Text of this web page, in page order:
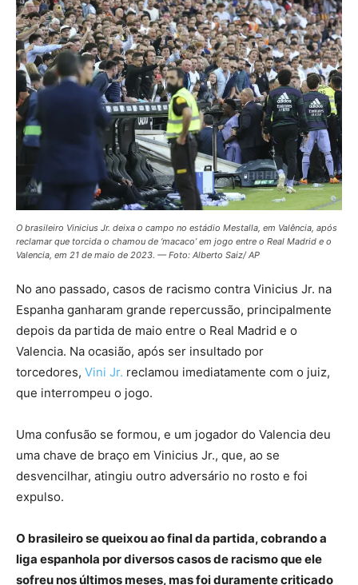
O brasileiro Vinicius Jr. deixa o campo no estádio Mestalla, em Valência, após
reclamar que torcida o chamou de ‘macaco’ em jogo entre o Real Madrid e o
Valencia, em 21 de maio de 2023. — Foto: Alberto Saiz/ AP
No ano passado, casos de racismo contra Vinicius Jr. na
Espanha ganharam grande repercussão, principalmente
depois da partida de maio entre o Real Madrid e o
Valencia. Na ocasião, após ser insultado por
torcedores, Vini Jr. reclamou imediatamente com o juiz,
que interrompeu o jogo.
Uma confusão se formou, e um jogador do Valencia deu
uma chave de braço em Vinicius Jr., que, ao se
desvencilhar, atingiu outro adversário no rosto e foi
expulso.
O brasileiro se queixou ao final da partida, cobrando a
liga espanhola por diversos casos de racismo que ele
sofreu nos últimos meses, mas foi duramente criticado